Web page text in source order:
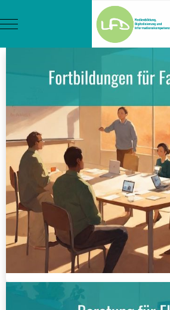
Mobile Menu Toggle